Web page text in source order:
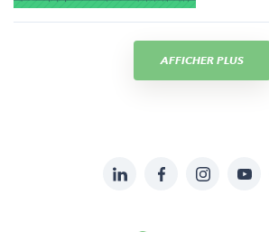
AFFICHER PLUS
LinkedInFacebookInstagram